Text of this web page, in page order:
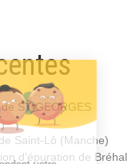
ST-GEORGES
Saint-Lô (Manche)
d’épuration de Bréhal